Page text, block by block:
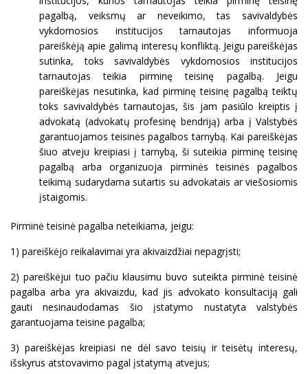
pagalbą, veiksmų ar neveikimo, tas savivaldybės
vykdomosios institucijos tarnautojas informuoja
pareiškėją apie galimą interesų konfliktą. Jeigu pareiškėjas
sutinka, toks savivaldybės vykdomosios institucijos
tarnautojas teikia pirminę teisinę pagalbą. Jeigu
pareiškėjas nesutinka, kad pirminę teisinę pagalbą teiktų
toks savivaldybės tarnautojas, šis jam pasiūlo kreiptis į
advokatą (advokatų profesinę bendriją) arba į Valstybės
garantuojamos teisinės pagalbos tarnybą. Kai pareiškėjas
šiuo atveju kreipiasi į tarnybą, ši suteikia pirminę teisinę
pagalbą arba organizuoja pirminės teisinės pagalbos
teikimą sudarydama sutartis su advokatais ar viešosiomis
įstaigomis.
Pirminė teisinė pagalba neteikiama, jeigu:
1) pareiškėjo reikalavimai yra akivaizdžiai nepagrįsti;
2) pareiškėjui tuo pačiu klausimu buvo suteikta pirminė teisinė
pagalba arba yra akivaizdu, kad jis advokato konsultaciją gali
gauti nesinaudodamas šio įstatymo nustatyta valstybės
garantuojama teisine pagalba;
3) pareiškėjas kreipiasi ne dėl savo teisių ir teisėtų interesų,
išskyrus atstovavimo pagal įstatymą atvejus;